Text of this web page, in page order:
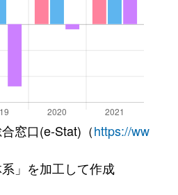
窓口(e-Stat)（https://ww
」を加工して作成